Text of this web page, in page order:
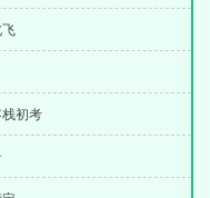
飞
初考